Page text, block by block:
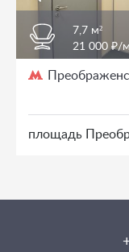
7,7 м²
21 000 ₽/
площадь